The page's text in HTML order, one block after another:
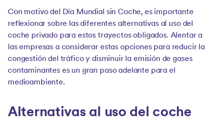
Con motivo del Día Mundial sin Coche, es importante
reflexionar sobre las diferentes alternativas al uso del
coche privado para estos trayectos obligados. Alentar a
las empresas a considerar estas opciones para reducir la
congestión del tráfico y disminuir la emisión de gases
contaminantes es un gran paso adelante para el
medioambiente.
Alternativas al uso del coche